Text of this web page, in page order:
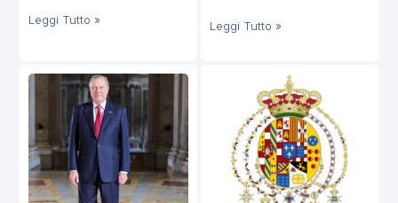
Leggi Tutto » Leggi Tutto »